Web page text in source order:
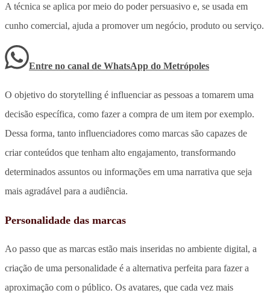
A técnica se aplica por meio do poder persuasivo e, se usada em
cunho comercial, ajuda a promover um negócio, produto ou serviço.
Entre no canal de WhatsApp do Metrópoles
O objetivo do storytelling é influenciar as pessoas a tomarem uma
decisão específica, como fazer a compra de um item por exemplo.
Dessa forma, tanto influenciadores como marcas são capazes de
criar conteúdos que tenham alto engajamento, transformando
determinados assuntos ou informações em uma narrativa que seja
mais agradável para a audiência.
Personalidade das marcas
Ao passo que as marcas estão mais inseridas no ambiente digital, a
criação de uma personalidade é a alternativa perfeita para fazer a
aproximação com o público. Os avatares, que cada vez mais